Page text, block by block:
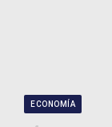
ECONOMÍA